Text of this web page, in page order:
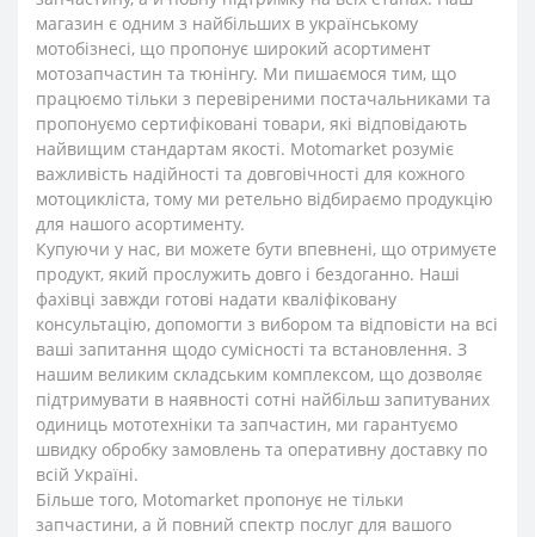
магазин є одним з найбільших в українському
мотобізнесі, що пропонує широкий асортимент
мотозапчастин та тюнінгу. Ми пишаємося тим, що
працюємо тільки з перевіреними постачальниками та
пропонуємо сертифіковані товари, які відповідають
найвищим стандартам якості. Motomarket розуміє
важливість надійності та довговічності для кожного
мотоцикліста, тому ми ретельно відбираємо продукцію
для нашого асортименту.
Купуючи у нас, ви можете бути впевнені, що отримуєте
продукт, який прослужить довго і бездоганно. Наші
фахівці завжди готові надати кваліфіковану
консультацію, допомогти з вибором та відповісти на всі
ваші запитання щодо сумісності та встановлення. З
нашим великим складським комплексом, що дозволяє
підтримувати в наявності сотні найбільш запитуваних
одиниць мототехніки та запчастин, ми гарантуємо
швидку обробку замовлень та оперативну доставку по
всій Україні.
Більше того, Motomarket пропонує не тільки
запчастини, а й повний спектр послуг для вашого